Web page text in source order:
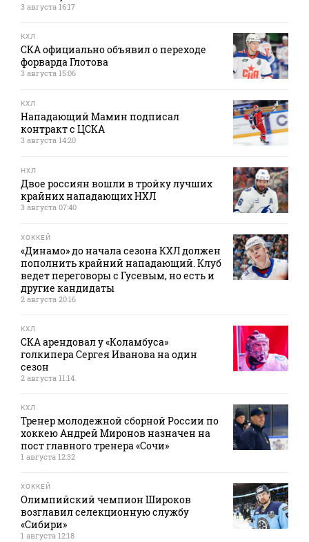
3 августа 16:17
КХЛ
СКА официально объявил о переходе
форварда Глотова
3 августа 15:06
КХЛ
Нападающий Мамин подписал
контракт с ЦСКА
3 августа 14:20
НХЛ
Двое россиян вошли в тройку лучших
крайних нападающих НХЛ
3 августа 07:40
ХОККЕЙ
«Динамо» до начала сезона КХЛ должен
пополнить крайний нападающий. Клуб
ведет переговоры с Гусевым, но есть и
другие кандидаты
2 августа 20:16
КХЛ
СКА арендовал у «Коламбуса»
голкипера Сергея Иванова на один
сезон
2 августа 11:14
КХЛ
Тренер молодежной сборной России по
хоккею Андрей Миронов назначен на
пост главного тренера «Сочи»
1 августа 12:32
ХОККЕЙ
Олимпийский чемпион Широков
возглавил селекционную службу
«Сибири»
1 августа 12:18